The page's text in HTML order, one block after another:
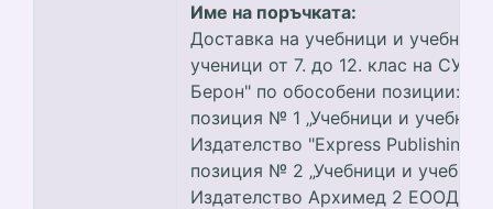
Име на поръчката:
Доставка на учебници и учебни
ученици от 7. до 12. клас на СУ
Берон" по обособени позиции:
позиция № 1 „Учебници и учебни
Издателство "Express Publishing"
позиция № 2 „Учебници и учебни
Издателство Архимед 2 ЕООД“